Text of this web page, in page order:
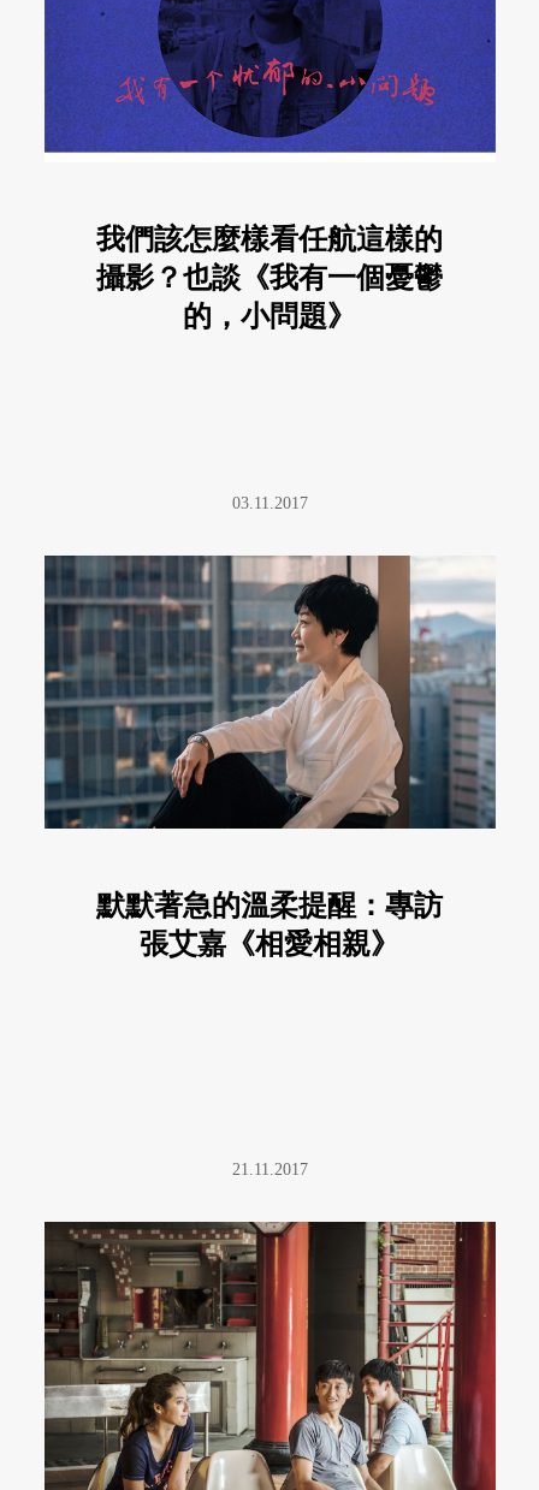
我們該怎麼樣看任航這樣的
攝影？也談《我有一個憂鬱
的，小問題》
03.11.2017
默默著急的溫柔提醒：專訪
張艾嘉《相愛相親》
21.11.2017